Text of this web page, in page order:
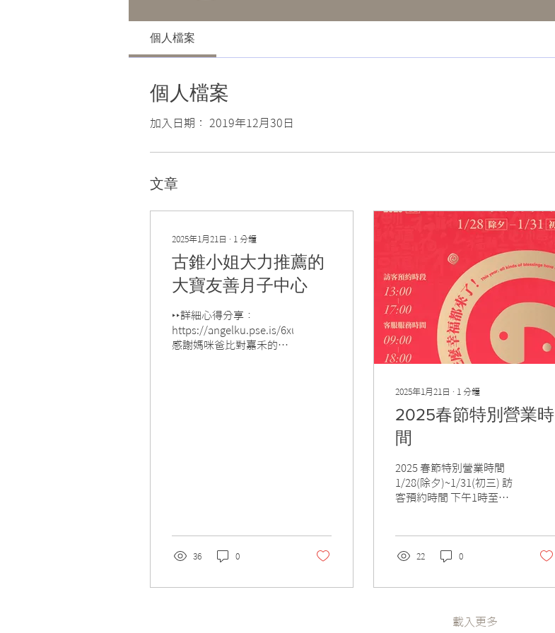
個人檔案
個人檔案
加入日期： 2019年12月30日
文章
2025年1月21日 ∙ 1 分鐘
古錐小姐大力推薦的
大寶友善月子中心
‣‣詳細心得分享：
https://angelku.pse.is/6xu28f
感謝媽咪爸比對嘉禾的肯
36 0
2025年1月21日 ∙ 1 分鐘
2025春節特別營業時
間
2025 春節特別營業時間
1/28(除夕)~1/31(初三) 訪
客預約時間 下午1時至下
爸比媽咪 蛇麼幸福都來了!
22 0
載入更多